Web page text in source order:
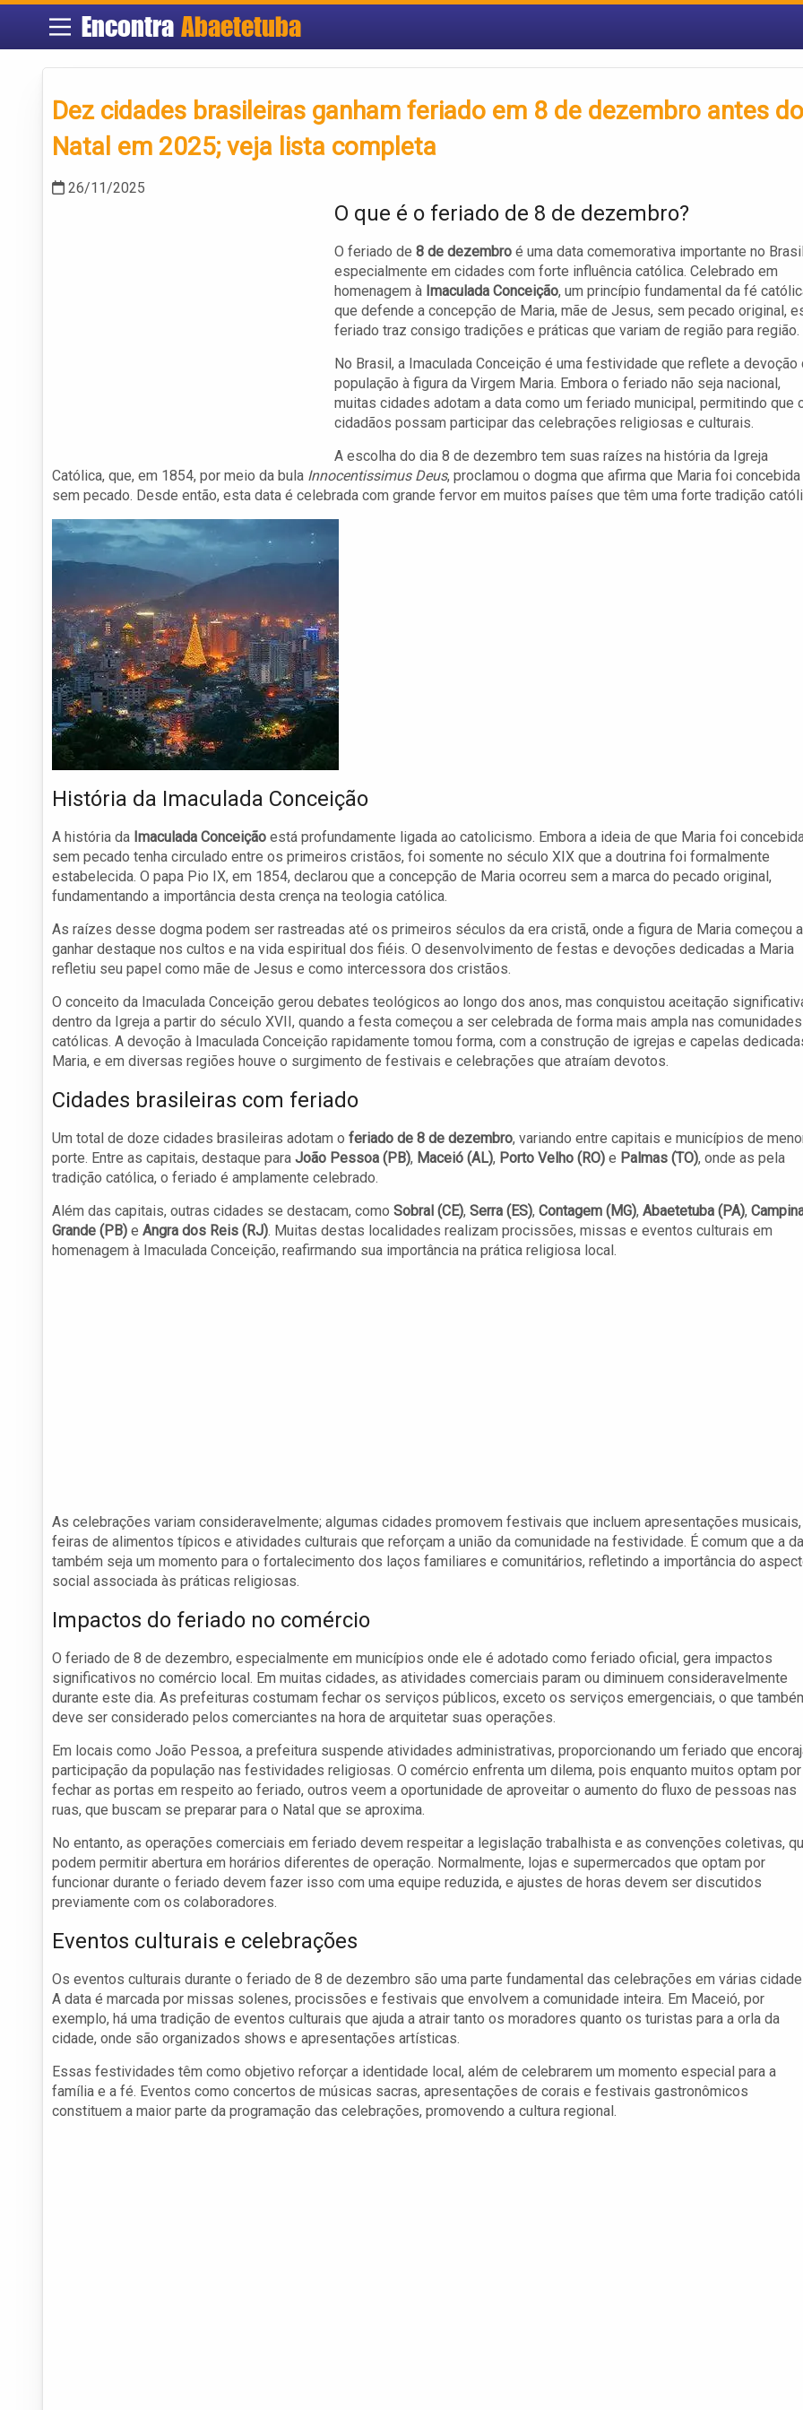
Encontra Abaetetuba
Dez cidades brasileiras ganham feriado em 8 de dezembro antes do
Natal em 2025; veja lista completa
26/11/2025
O que é o feriado de 8 de dezembro?
O feriado de 8 de dezembro é uma data comemorativa importante no
especialmente em cidades com forte influência católica. Celebrado em
homenagem à Imaculada Conceição, um princípio fundamental da fé
que defende a concepção de Maria, mãe de Jesus, sem pecado original,
feriado traz consigo tradições e práticas que variam de região para região.
No Brasil, a Imaculada Conceição é uma festividade que reflete a devoção
população à figura da Virgem Maria. Embora o feriado não seja nacional,
muitas cidades adotam a data como um feriado municipal, permitindo que
cidadãos possam participar das celebrações religiosas e culturais.
A escolha do dia 8 de dezembro tem suas raízes na história da Igreja
Católica, que, em 1854, por meio da bula Innocentissimus Deus, proclamou o dogma que afirma que Maria foi concebida
sem pecado. Desde então, esta data é celebrada com grande fervor em muitos países que têm uma forte tradição
História da Imaculada Conceição
A história da Imaculada Conceição está profundamente ligada ao catolicismo. Embora a ideia de que Maria foi
sem pecado tenha circulado entre os primeiros cristãos, foi somente no século XIX que a doutrina foi formalmente
estabelecida. O papa Pio IX, em 1854, declarou que a concepção de Maria ocorreu sem a marca do pecado original,
fundamentando a importância desta crença na teologia católica.
As raízes desse dogma podem ser rastreadas até os primeiros séculos da era cristã, onde a figura de Maria começou a
ganhar destaque nos cultos e na vida espiritual dos fiéis. O desenvolvimento de festas e devoções dedicadas a Maria
refletiu seu papel como mãe de Jesus e como intercessora dos cristãos.
O conceito da Imaculada Conceição gerou debates teológicos ao longo dos anos, mas conquistou aceitação
dentro da Igreja a partir do século XVII, quando a festa começou a ser celebrada de forma mais ampla nas comunidades
católicas. A devoção à Imaculada Conceição rapidamente tomou forma, com a construção de igrejas e capelas
Maria, e em diversas regiões houve o surgimento de festivais e celebrações que atraíam devotos.
Cidades brasileiras com feriado
Um total de doze cidades brasileiras adotam o feriado de 8 de dezembro, variando entre capitais e municípios de
porte. Entre as capitais, destaque para João Pessoa (PB), Maceió (AL), Porto Velho (RO) e Palmas (TO), onde as pela
tradição católica, o feriado é amplamente celebrado.
Além das capitais, outras cidades se destacam, como Sobral (CE), Serra (ES), Contagem (MG), Abaetetuba (PA),
Grande (PB) e Angra dos Reis (RJ). Muitas destas localidades realizam procissões, missas e eventos culturais em
homenagem à Imaculada Conceição, reafirmando sua importância na prática religiosa local.
As celebrações variam consideravelmente; algumas cidades promovem festivais que incluem apresentações musicais,
feiras de alimentos típicos e atividades culturais que reforçam a união da comunidade na festividade. É comum que a
também seja um momento para o fortalecimento dos laços familiares e comunitários, refletindo a importância do
social associada às práticas religiosas.
Impactos do feriado no comércio
O feriado de 8 de dezembro, especialmente em municípios onde ele é adotado como feriado oficial, gera impactos
significativos no comércio local. Em muitas cidades, as atividades comerciais param ou diminuem consideravelmente
durante este dia. As prefeituras costumam fechar os serviços públicos, exceto os serviços emergenciais, o que
deve ser considerado pelos comerciantes na hora de arquitetar suas operações.
Em locais como João Pessoa, a prefeitura suspende atividades administrativas, proporcionando um feriado que
participação da população nas festividades religiosas. O comércio enfrenta um dilema, pois enquanto muitos optam por
fechar as portas em respeito ao feriado, outros veem a oportunidade de aproveitar o aumento do fluxo de pessoas nas
ruas, que buscam se preparar para o Natal que se aproxima.
No entanto, as operações comerciais em feriado devem respeitar a legislação trabalhista e as convenções coletivas,
podem permitir abertura em horários diferentes de operação. Normalmente, lojas e supermercados que optam por
funcionar durante o feriado devem fazer isso com uma equipe reduzida, e ajustes de horas devem ser discutidos
previamente com os colaboradores.
Eventos culturais e celebrações
Os eventos culturais durante o feriado de 8 de dezembro são uma parte fundamental das celebrações em várias
A data é marcada por missas solenes, procissões e festivais que envolvem a comunidade inteira. Em Maceió, por
exemplo, há uma tradição de eventos culturais que ajuda a atrair tanto os moradores quanto os turistas para a orla da
cidade, onde são organizados shows e apresentações artísticas.
Essas festividades têm como objetivo reforçar a identidade local, além de celebrarem um momento especial para a
família e a fé. Eventos como concertos de músicas sacras, apresentações de corais e festivais gastronômicos
constituem a maior parte da programação das celebrações, promovendo a cultura regional.